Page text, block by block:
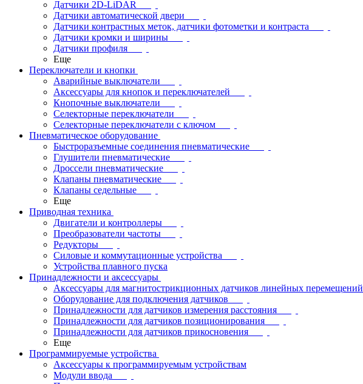
Датчики 2D-LiDAR
Датчики автоматической двери
Датчики контрастных меток, датчики фотометки и контраста
Датчики кромки и ширины
Датчики профиля
Еще
Переключатели и кнопки
Аварийные выключатели
Аксессуары для кнопок и переключателей
Кнопочные выключатели
Селекторные переключатели
Селекторные переключатели с ключом
Пневматическое оборудование
Быстроразъемные соединения пневматические
Глушители пневматические
Дроссели пневматические
Клапаны пневматические
Клапаны седельные
Еще
Приводная техника
Двигатели и контроллеры
Преобразователи частоты
Редукторы
Силовые и коммутационные устройства
Устройства плавного пуска
Принадлежности и аксессуары
Аксессуары для магнитострикционных датчиков линейных перемещений
Оборудование для подключения датчиков
Принадлежности для датчиков измерения расстояния
Принадлежности для датчиков позиционирования
Принадлежности для датчиков прикосновения
Еще
Программируемые устройства
Аксессуары к программируемым устройствам
Модули ввода